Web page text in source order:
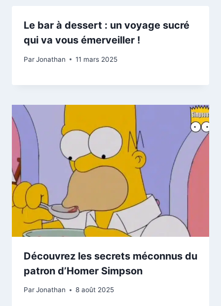
Le bar à dessert : un voyage sucré
qui va vous émerveiller !
ParJonathan 11 mars 2025
Découvrez les secrets méconnus du
patron d’Homer Simpson
ParJonathan 8 août 2025